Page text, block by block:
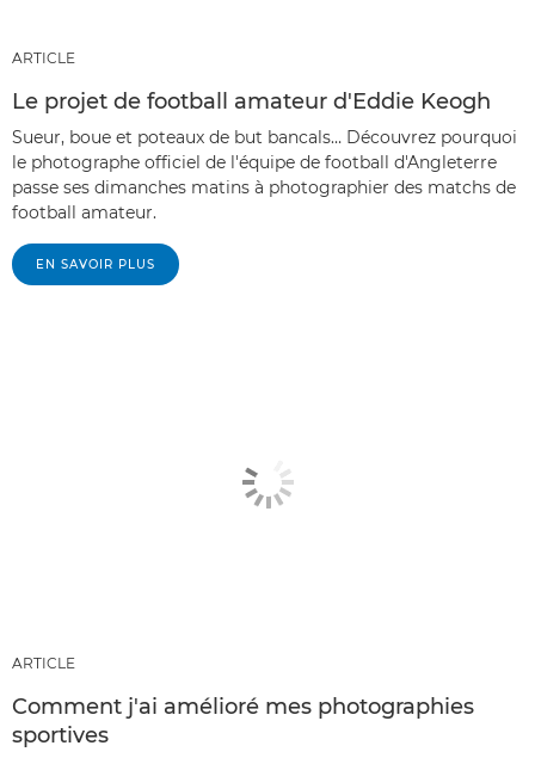
ARTICLE
Le projet de football amateur d'Eddie Keogh
Sueur, boue et poteaux de but bancals… Découvrez pourquoi
le photographe officiel de l'équipe de football d'Angleterre
passe ses dimanches matins à photographier des matchs de
football amateur.
EN SAVOIR PLUS
ARTICLE
Comment j'ai amélioré mes photographies
sportives